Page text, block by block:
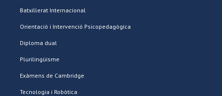
Batxillerat Internacional
Orientació i Intervenció Psicopedagògica
Diploma dual
Plurilingüisme
Exàmens de Cambridge
Tecnologia i Robòtica